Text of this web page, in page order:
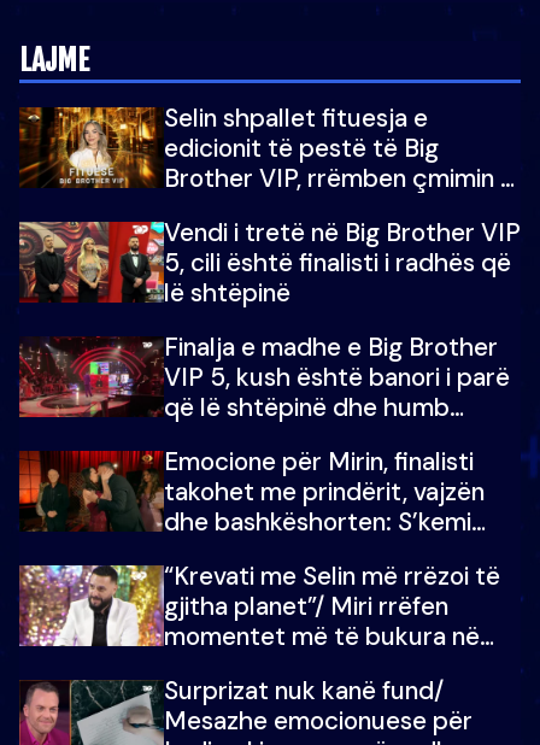
LAJME
Selin shpallet fituesja e
edicionit të pestë të Big
Brother VIP, rrëmben çmimin e
Vendi i tretë në Big Brother VIP
5, cili është finalisti i radhës që
lë shtëpinë
Finalja e madhe e Big Brother
VIP 5, kush është banori i parë
që lë shtëpinë dhe humb
çmimin e madh
Emocione për Mirin, finalisti
takohet me prindërit, vajzën
dhe bashkëshorten: S’kemi
“Krevati me Selin më rrëzoi të
gjitha planet”/ Miri rrëfen
momentet më të bukura në
mungojë zilja e mëngjesit kur…
Surprizat nuk kanë fund/
Mesazhe emocionuese për